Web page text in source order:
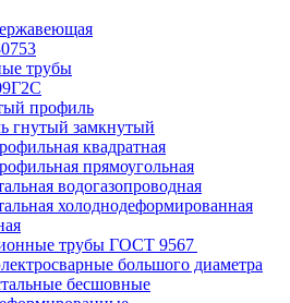
трубы
профиль
гнутый замкнутый
квадратная
прямоугольная
водогазопроводная
холоднодеформированная
трубы ГОСТ 9567
большого диаметра
бесшовные